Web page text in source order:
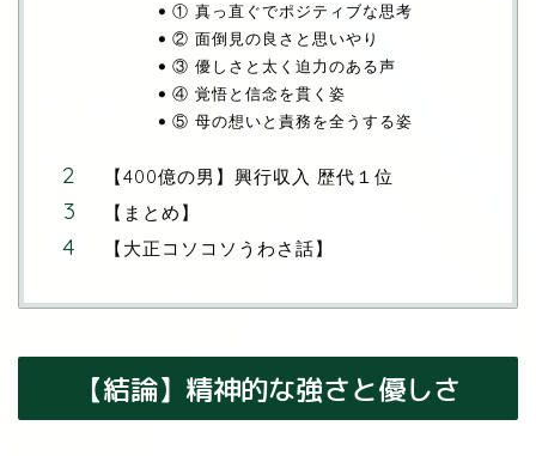
① 真っ直ぐでポジティブな思考
② 面倒見の良さと思いやり
③ 優しさと太く迫力のある声
④ 覚悟と信念を貫く姿
⑤ 母の想いと責務を全うする姿
【400億の男】興行収入 歴代１位
【まとめ】
【大正コソコソうわさ話】
【結論】精神的な強さと優しさ